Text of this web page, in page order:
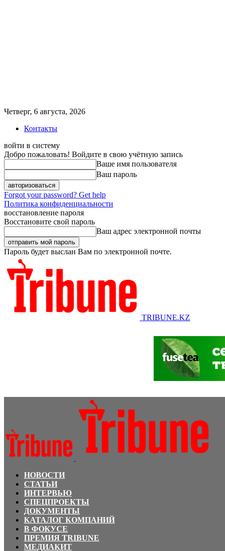
Четверг, 6 августа, 2026
Контакты
войти в систему
Добро пожаловать! Войдите в свою учётную запись
Ваше имя пользователя
Ваш пароль
Forgot your password? Get help
Политика конфиденциальности
восстановление пароля
Восстановите свой пароль
Ваш адрес электронной почты
Пароль будет выслан Вам по электронной почте.
TRIBUNE.KZ
НОВОСТИ
СТАТЬИ
ИНТЕРВЬЮ
СПЕЦПРОЕКТЫ
ДОКУМЕНТЫ
КАТАЛОГ КОМПАНИЙ
В ФОКУСЕ
ПРЕМИЯ TRIBUNE
МЕДИАКИТ